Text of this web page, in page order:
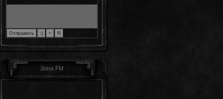
Зона FM